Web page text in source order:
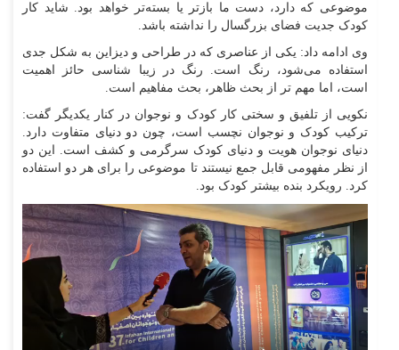
موضوعی که دارد، دست ما باز‌تر یا بسته‌تر خواهد بود‌. شاید کار
کودک جدیت فضای بزرگسال را نداشته باشد.
وی ادامه داد: یکی از عناصری که در طراحی و دیزاین به شکل جدی
استفاده می‌شود، رنگ است. رنگ در زیبا شناسی حائز اهمیت
است، اما مهم تر از بحث ظاهر، بحث مفاهیم است.
نکویی از تلفیق و سختی کار کودک و نوجوان در کنار یکدیگر گفت:
ترکیب کودک و نوجوان نچسب است، چون دو دنیای متفاوت دارد.
دنیای نوجوان هویت و دنیای کودک سرگرمی و کشف است. این دو
از نظر مفهومی قابل جمع نیستند تا موضوعی را برای هر دو استفاده
کرد. رویکرد بنده بیشتر کودک بود.